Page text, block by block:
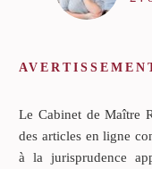
Le Cabinet de Maître
des articles en ligne
à la jurisprudence